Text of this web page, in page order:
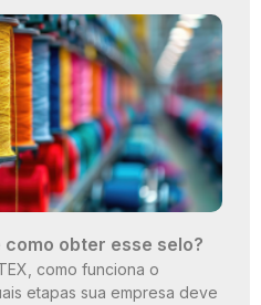
como obter esse selo?
como funciona o
etapas sua empresa deve